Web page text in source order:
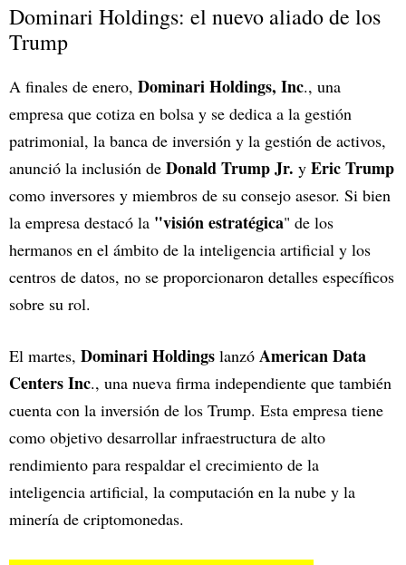
Dominari Holdings: el nuevo aliado de los
Trump
A finales de enero, Dominari Holdings, Inc., una
empresa que cotiza en bolsa y se dedica a la gestión
patrimonial, la banca de inversión y la gestión de activos,
anunció la inclusión de Donald Trump Jr. y Eric Trump
como inversores y miembros de su consejo asesor. Si bien
la empresa destacó la "visión estratégica" de los
hermanos en el ámbito de la inteligencia artificial y los
centros de datos, no se proporcionaron detalles específicos
sobre su rol.
El martes, Dominari Holdings lanzó American Data
Centers Inc., una nueva firma independiente que también
cuenta con la inversión de los Trump. Esta empresa tiene
como objetivo desarrollar infraestructura de alto
rendimiento para respaldar el crecimiento de la
inteligencia artificial, la computación en la nube y la
minería de criptomonedas.